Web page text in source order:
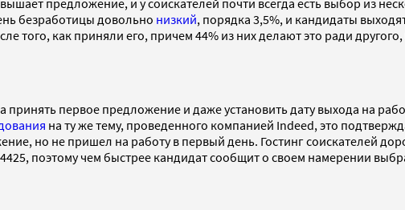
безработицы довольно низкий, порядка 3,5%, и кандидаты
того, как приняли его, причем 44% из них делают это ради
первое предложение и даже установить дату выхода на
на ту же тему, проведенного компанией Indeed, это
но не пришел на работу в первый день. Гостинг соискателей
поэтому чем быстрее кандидат сообщит о своем намерении